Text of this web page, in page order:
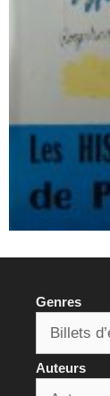
Genres
Auteurs